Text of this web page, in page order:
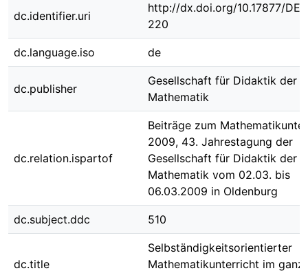
dc.identifier.uri
http://dx.doi.org/10.17877/
220
dc.language.iso de
dc.publisher
Gesellschaft für Didaktik der
Mathematik
dc.relation.ispartof
Beiträge zum
2009, 43. Jahrestagung der
Gesellschaft für Didaktik der
Mathematik vom 02.03. bis
06.03.2009 in Oldenburg
dc.subject.ddc 510
dc.title
Selbständigkeitsorientierter
Mathematikunterricht im